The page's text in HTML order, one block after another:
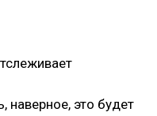
наверное, это будет